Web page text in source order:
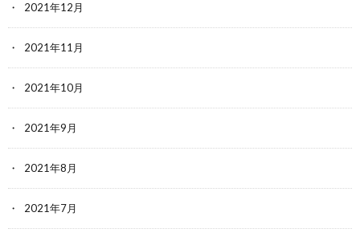
2021年12月
2021年11月
2021年10月
2021年9月
2021年8月
2021年7月